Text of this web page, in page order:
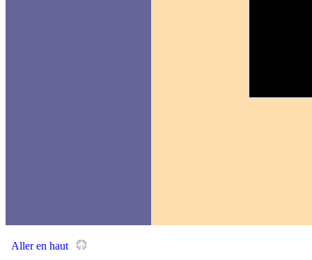
Aller en haut